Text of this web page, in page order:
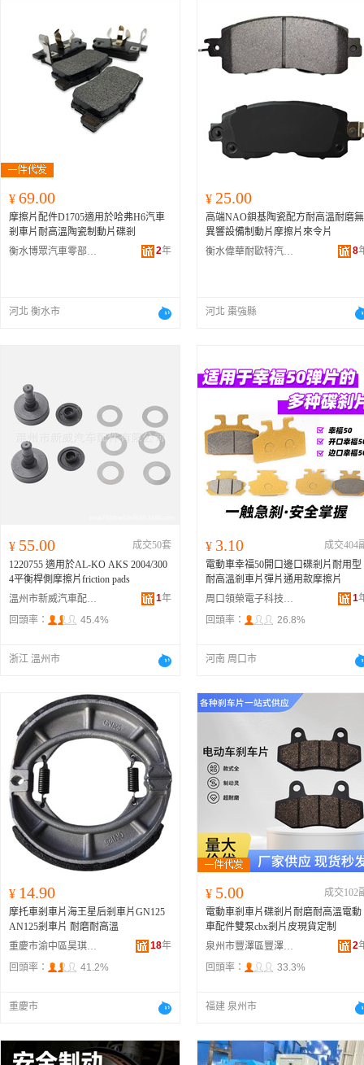
¥ 69.00
摩擦片配件D1705適用於哈弗H6汽車
剎車片耐高溫陶瓷制動片碟剎
衡水博眾汽車零部件有限公司
2年
河北 衡水市
¥ 25.00
高端NAO鋇基陶瓷配方耐高溫耐磨無
異響設備制動片摩擦片來令片
衡水偉華耐歐特汽車配件有限公司
8
河北 棗強縣
¥ 55.00
成交50套
1220755 適用於AL-KO AKS 2004/300
4平衡桿側摩擦片friction pads
溫州市新威汽車配件有限公司
1年
回頭率：
45.4%
浙江 溫州市
¥ 3.10
成交404
電動車幸福50開口邊口碟剎片耐用型
耐高溫剎車片彈片通用款摩擦片
周口領榮電子科技有限公司
1
回頭率：
26.8%
河南 周口市
¥ 14.90
摩托車剎車片海王星后剎車片GN125
AN125剎車片 耐磨耐高溫
重慶市渝中區昊琪摩托車配件加工廠
18年
回頭率：
41.2%
重慶市
¥ 5.00
成交102
電動車剎車片碟剎片耐磨耐高溫電動
車配件雙泵cbx剎片皮現貨定制
泉州市豐澤區豐澤街道徐潔鳳摩托車配件經營部
2
回頭率：
33.3%
福建 泉州市